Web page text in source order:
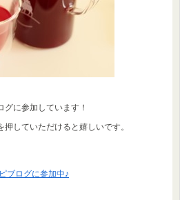
グに参加しています！
押していただけると嬉しいです。
ブログに参加中♪